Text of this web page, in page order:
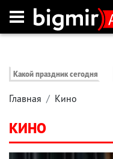
Какой праздник сегодня
Главная Кино
КИНО